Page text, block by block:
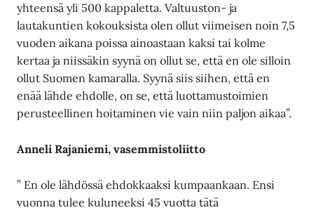
yhteensä yli 500 kappaletta. Valtuuston- ja
lautakuntien kokouksista olen ollut viimeisen noin 7,5
vuoden aikana poissa ainoastaan kaksi tai kolme
kertaa ja niissäkin syynä on ollut se, että en ole silloin
ollut Suomen kamaralla. Syynä siis siihen, että en
enää lähde ehdolle, on se, että luottamustoimien
perusteellinen hoitaminen vie vain niin paljon aikaa”.
Anneli Rajaniemi, vasemmistoliitto
” En ole lähdössä ehdokkaaksi kumpaankaan. Ensi
vuonna tulee kuluneeksi 45 vuotta tätä